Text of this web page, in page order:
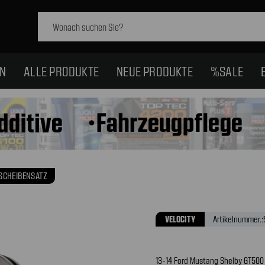
ALLE PRODUKTE NEUE PRODUKTE %SALE
VELOCITY Artikelnummer.:
13-14 Ford Mustang Shelby